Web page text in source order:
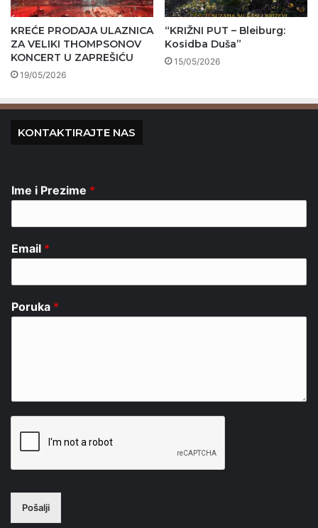
KREĆE PRODAJA ULAZNICA
ZA VELIKI THOMPSONOV
KONCERT U ZAPREŠIĆU
19/05/2026
“KRIŽNI PUT – Bleiburg:
Kosidba Duša”
15/05/2026
KONTAKTIRAJTE NAS
Ime i Prezime *
Email *
Poruka *
Pošalji